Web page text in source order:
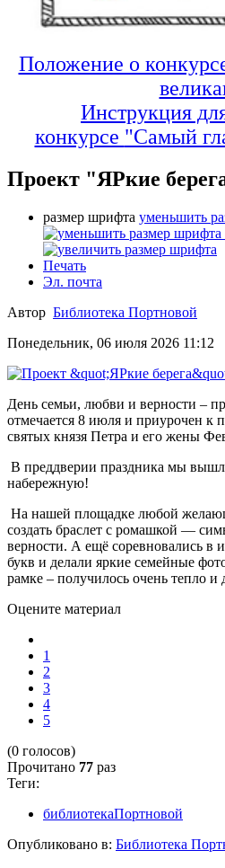
Положение о
Инструкция
конкурсе "Самый
Проект "ЯРкие
размер шрифта уменьшить
Печать
Эл. почта
Автор Библиотека Портновой
Понедельник, 06 июля 2026 11:12
День семьи, любви и верности –
отмечается 8 июля и приурочен к
святых князя Петра и его жены
В преддверии праздника мы
набережную!
На нашей площадке любой
создать браслет с ромашкой —
верности. А ещё соревновались в
букв и делали яркие семейные
рамке – получилось очень тепло и
Оцените материал
1
2
3
4
5
(0 голосов)
Прочитано 77 раз
Теги:
библиотекаПортновой
Опубликовано в: Библиотека